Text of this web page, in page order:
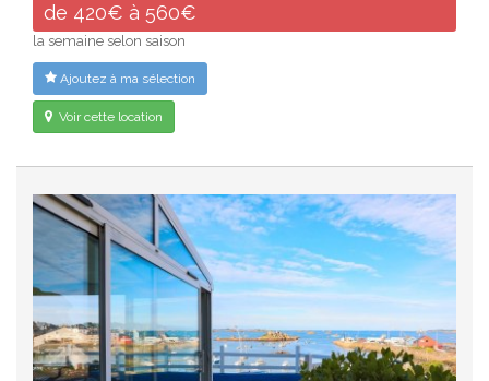
de 420€ à 560€
la semaine selon saison
Ajoutez à ma sélection
Voir cette location